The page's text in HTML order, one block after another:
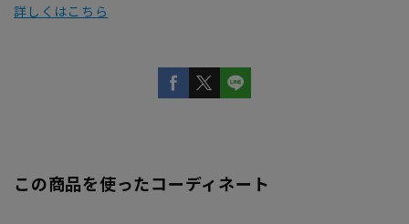
詳しくはこちら
この商品を使ったコーディネート